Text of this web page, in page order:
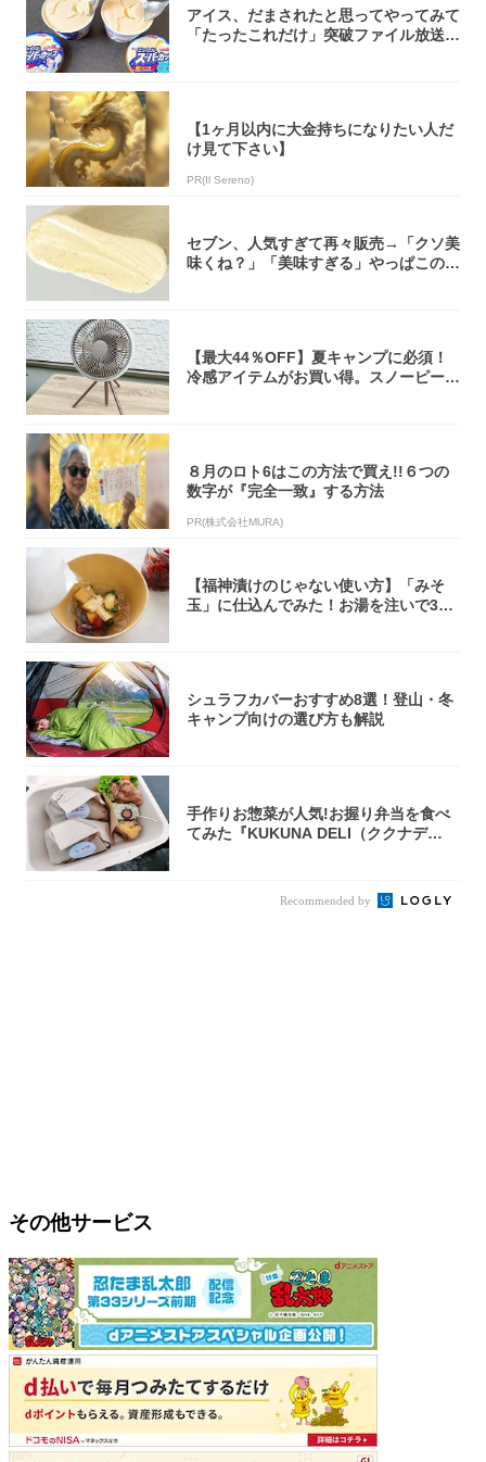
アイス、だまされたと思ってやってみて
「たったこれだけ」突破ファイル放送で
【1ヶ月以内に大金持ちになりたい人だ
け見て下さい】
PR(Il Sereno)
セブン、人気すぎて再々販売→「クソ美
味くね？」「美味すぎる」やっぱこのク
【最大44％OFF】夏キャンプに必須！
冷感アイテムがお買い得。スノーピー
８月のロト6はこの方法で買え!!６つの
数字が『完全一致』する方法
PR(株式会社MURA)
【福神漬けのじゃない使い方】「みそ
玉」に仕込んでみた！お湯を注いで30
シュラフカバーおすすめ8選！登山・冬
キャンプ向けの選び方も解説
手作りお惣菜が人気!お握り弁当を食べ
てみた『KUKUNA DELI（ククナデ
Recommended by
その他サービス